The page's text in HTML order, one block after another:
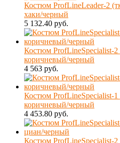
Костюм ProfLineLeader-2
хаки/черный
5 132.40 руб.
Костюм ProfLineSpecialist-
коричневый/черный
4 563 руб.
Костюм ProfLineSpecialist-
коричневый/черный
4 453.80 руб.
Костюм ProfLineSpecialist-